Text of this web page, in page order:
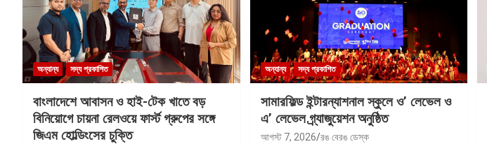
অন্যান্য সদ্য প্রকাশিত
বাংলাদেশে আবাসন ও হাই-টেক খাতে বড়
বিনিয়োগে চায়না রেলওয়ে ফার্স্ট গ্রুপের সঙ্গে
জিএম হোল্ডিংসের চুক্তি
অন্যান্য সদ্য প্রকাশিত
সামারফিল্ড ইন্টারন্যাশনাল স্কুলে ও’ লেভেল ও
এ’ লেভেল গ্র্যাজুয়েশন অনুষ্ঠিত
আগস্ট 7, 2026 রঙ বেরঙ ডেস্ক